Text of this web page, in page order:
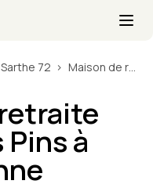
Sarthe 72 Maison de retraite L'Orée des Pins à Mulsanne
Pins à